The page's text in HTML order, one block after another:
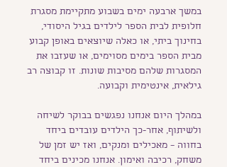
במשך ארבעה ימים בשבוע מתקיימת מסגרת
חלופית לבית הספר לילדים בגיל היסודי,
בחינוך ביתי, או כאלה שיוצאים באופן קבוע
מבית הספר בימים מסוימים, או שעזבו את
המסגרות שלהם מסיבות שונות. זו קבוצה רב
גילאית, אינטימית וקבועה.
במהלך היום אנחנו נפגשים בבוקר לשיחה
ולשיתוף, אחר-כך הילדים עובדים ביחד
בחווה – מאכילים ומנקים, ואז יש זמן של
משחק, רכיבה ואימון. אנחנו מכינים ביחד